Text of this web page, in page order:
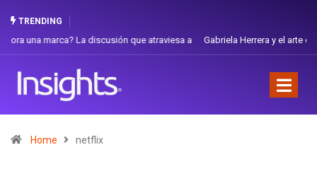
TRENDING
Gabriela Herrera y el arte de cambiarse el sombrero en Corporación
Home netflix